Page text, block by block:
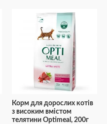
Корм для дорослих котів
з високим вмістом
телятини Optimeal, 200г